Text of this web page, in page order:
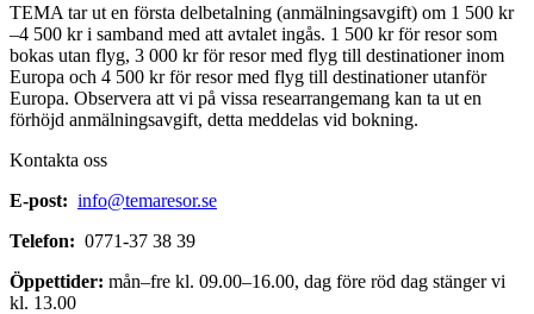
TEMA tar ut en första delbetalning (anmälningsavgift) om 1 500 kr
–4 500 kr i samband med att avtalet ingås. 1 500 kr för resor som
bokas utan flyg, 3 000 kr för resor med flyg till destinationer inom
Europa och 4 500 kr för resor med flyg till destinationer utanför
Europa. Observera att vi på vissa researrangemang kan ta ut en
förhöjd anmälningsavgift, detta meddelas vid bokning.
Kontakta oss
E-post: info@temaresor.se
Telefon: 0771-37 38 39
Öppettider: mån–fre kl. 09.00–16.00, dag före röd dag stänger vi
kl. 13.00